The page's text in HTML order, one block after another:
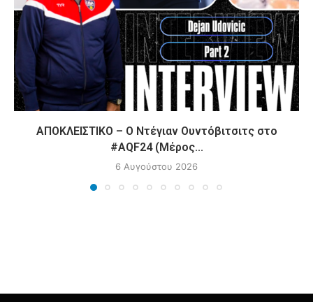
ΑΠΟΚΛΕΙΣΤΙΚΟ – Ο Ντέγιαν Ουντόβιτσιτς στο
#AQF24 (Μέρος...
6 Αυγούστου 2026